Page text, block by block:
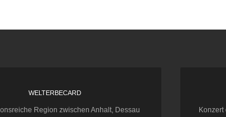
WELTERBECARD
Region zwischen Anhalt, Dessau